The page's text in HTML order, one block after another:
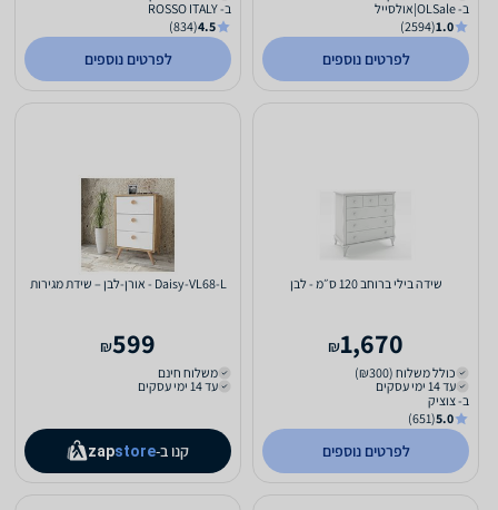
ב- OLSale|אולסייל
1.0
(2594)
לפרטים נוספים
ב- ROSSO ITALY
4.5
(834)
לפרטים נוספים
שידה בילי ברוחב 120 ס״מ - לבן
1,670
₪
כולל משלוח (₪300)
עד 14 ימי עסקים
ב- צוציק
5.0
(651)
לפרטים נוספים
Daisy-VL68-L - אורן-לבן – שידת מגירות
599
₪
משלוח חינם
עד 14 ימי עסקים
קנו ב- zapstore